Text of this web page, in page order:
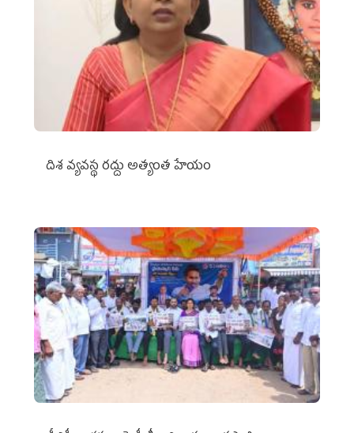
దిశ వ్యవస్థ రద్దు అత్యంత హేయం